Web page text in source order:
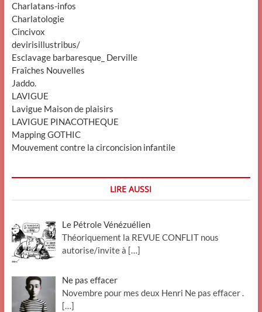
Charlatans-infos
Charlatologie
Cincivox
devirisillustribus/
Esclavage barbaresque_ Derville
Fraîches Nouvelles
Jaddo.
LAVIGUE
Lavigue Maison de plaisirs
LAVIGUE PINACOTHEQUE
Mapping GOTHIC
Mouvement contre la circoncision infantile
LIRE AUSSI
Le Pétrole Vénézuélien
Théoriquement la REVUE CONFLIT nous
autorise/invite à […]
Ne pas effacer
Novembre pour mes deux Henri Ne pas effacer .
[…]